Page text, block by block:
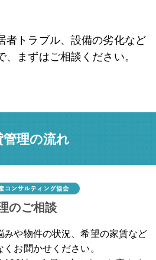
者トラブル、設備の劣化など
、まずはご相談ください。
管理の流れ
のご相談
や物件の状況、希望の家賃など